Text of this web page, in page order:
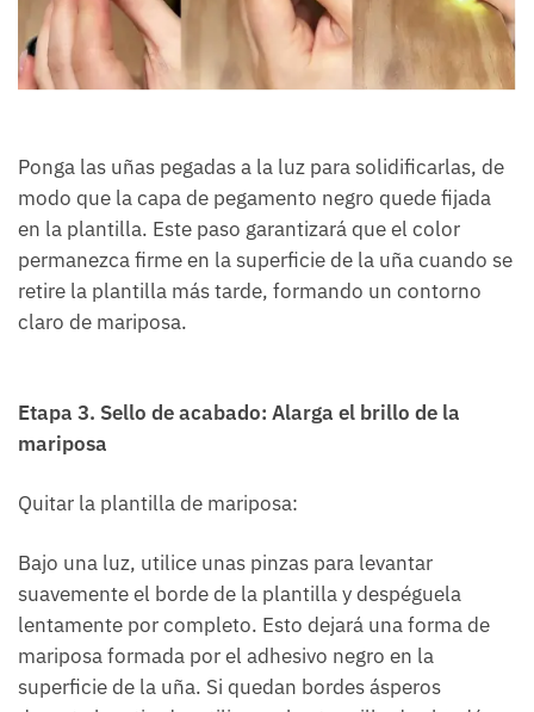
Ponga las uñas pegadas a la luz para solidificarlas, de
modo que la capa de pegamento negro quede fijada
en la plantilla. Este paso garantizará que el color
permanezca firme en la superficie de la uña cuando se
retire la plantilla más tarde, formando un contorno
claro de mariposa.
Etapa 3. Sello de acabado: Alarga el brillo de la
mariposa
Quitar la plantilla de mariposa:
Bajo una luz, utilice unas pinzas para levantar
suavemente el borde de la plantilla y despéguela
lentamente por completo. Esto dejará una forma de
mariposa formada por el adhesivo negro en la
superficie de la uña. Si quedan bordes ásperos